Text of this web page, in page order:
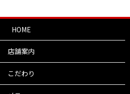
HOME
店舗案内
こだわり